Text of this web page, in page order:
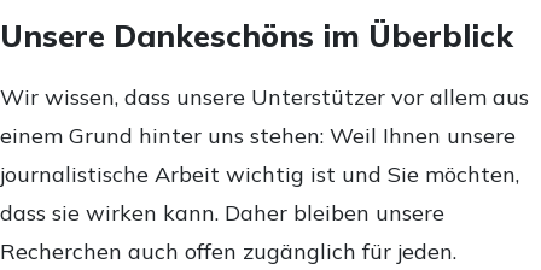
Unsere Dankeschöns im Überblick
Wir wissen, dass unsere Unterstützer vor allem aus
einem Grund hinter uns stehen: Weil Ihnen unsere
journalistische Arbeit wichtig ist und Sie möchten,
dass sie wirken kann. Daher bleiben unsere
Recherchen auch offen zugänglich für jeden.